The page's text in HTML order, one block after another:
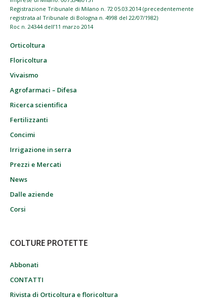
Registrazione Tribunale di Milano n. 72 05.03.2014 (precedentemente
registrata al Tribunale di Bologna n. 4998 del 22/07/1982)
Roc n. 24344 dell’11 marzo 2014
Orticoltura
Floricoltura
Vivaismo
Agrofarmaci – Difesa
Ricerca scientifica
Fertilizzanti
Concimi
Irrigazione in serra
Prezzi e Mercati
News
Dalle aziende
Corsi
COLTURE PROTETTE
Abbonati
CONTATTI
Rivista di Orticoltura e floricoltura